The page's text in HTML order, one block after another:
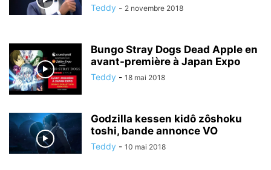
Teddy - 2 novembre 2018
Bungo Stray Dogs Dead Apple en
avant-première à Japan Expo
Teddy - 18 mai 2018
Godzilla kessen kidô zôshoku
toshi, bande annonce VO
Teddy - 10 mai 2018